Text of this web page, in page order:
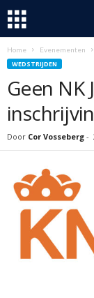
Home Evenementen
WEDSTRIJDEN
Geen
Door Cor Vosseberg -